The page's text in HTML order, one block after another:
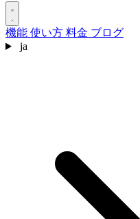
機能 使い方 料金 ブログ
ja